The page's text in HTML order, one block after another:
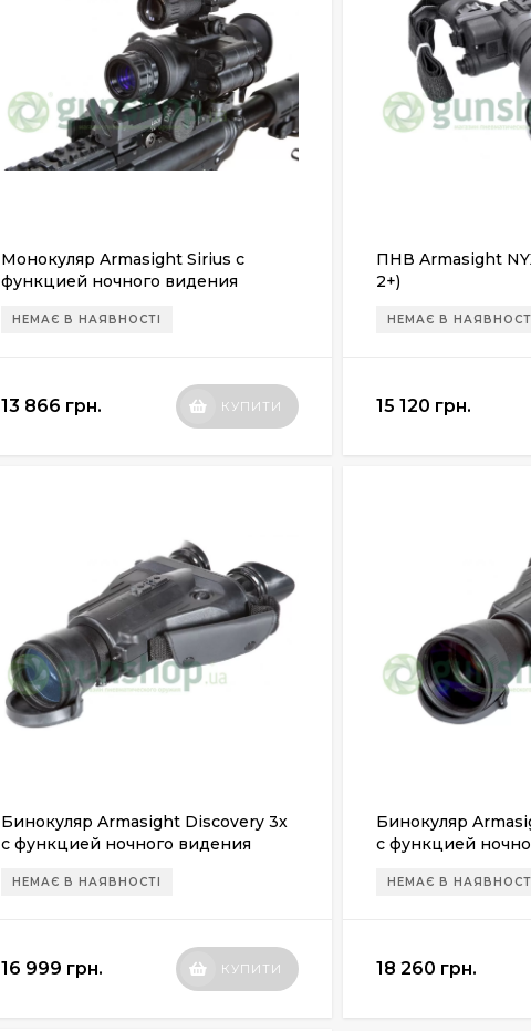
Монокуляр Armasight Sirius с
функцией ночного видения
НЕМАЄ В НАЯВНОСТІ
13 866 грн. КУПИТИ
ПНВ Armasight
2+)
НЕМАЄ В
15 120 грн.
Бинокуляр Armasight Discovery 3х
с функцией ночного видения
НЕМАЄ В НАЯВНОСТІ
16 999 грн. КУПИТИ
Бинокуляр
с функцией
НЕМАЄ В
18 260 грн.